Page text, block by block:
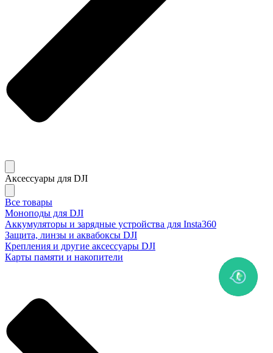
Аксессуары для DJI
Все товары
Моноподы для DJI
Аккумуляторы и зарядные устройства для Insta360
Защита, линзы и аквабоксы DJI
Крепления и другие аксессуары DJI
Карты памяти и накопители